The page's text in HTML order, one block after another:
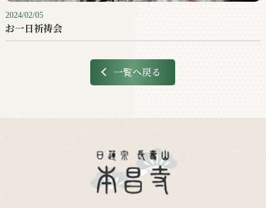
2024/02/05
お一日祈祷会
一覧へ戻る